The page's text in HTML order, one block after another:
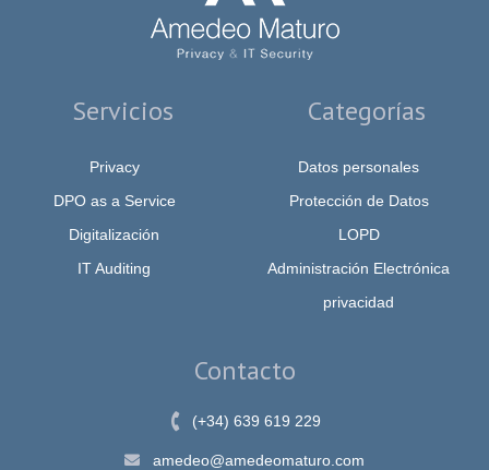
Servicios
Privacy
DPO as a Service
Digitalización
IT Auditing
Categorías
Datos personales
Protección de Datos
LOPD
Administración Electrónica
privacidad
Contacto
(+34) 639 619 229
amedeo@amedeomaturo.com